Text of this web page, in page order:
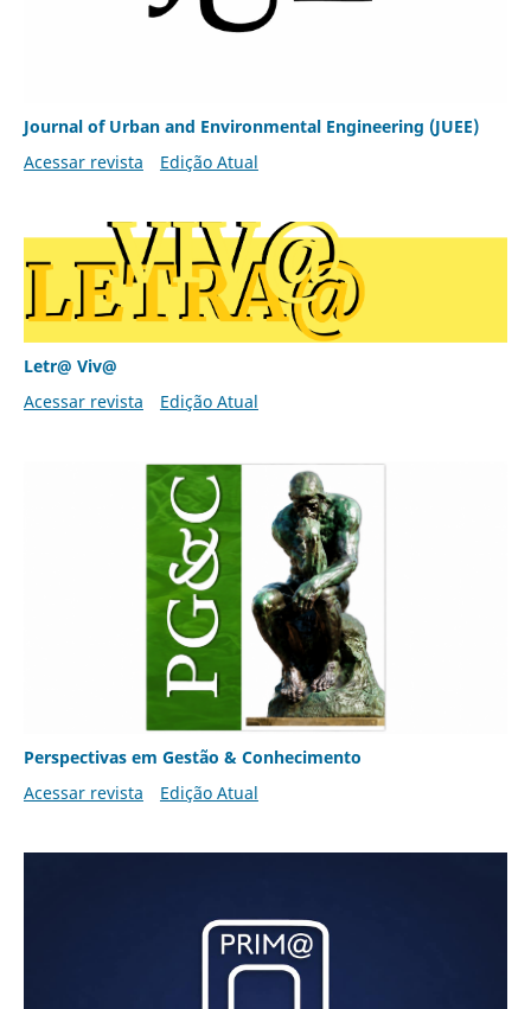
Journal of Urban and Environmental Engineering (JUEE)
Acessar revista
Edição Atual
Letr@ Viv@
Acessar revista
Edição Atual
Perspectivas em Gestão & Conhecimento
Acessar revista
Edição Atual